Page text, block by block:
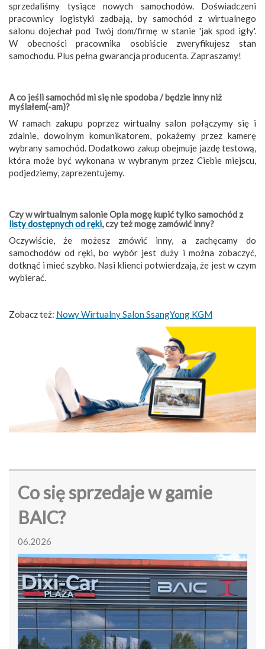
sprzedaliśmy tysiące nowych samochodów. Doświadczeni
pracownicy logistyki zadbają, by samochód z wirtualnego
salonu dojechał pod Twój dom/firmę w stanie 'jak spod igły'.
W obecności pracownika osobiście zweryfikujesz stan
samochodu. Plus pełna gwarancja producenta. Zapraszamy!
A co jeśli samochód mi się nie spodoba / będzie inny niż
myślałem(-am)?
W ramach zakupu poprzez wirtualny salon połączymy się i
zdalnie, dowolnym komunikatorem, pokażemy przez kamerę
wybrany samochód. Dodatkowo zakup obejmuje jazdę testową,
która może być wykonana w wybranym przez Ciebie miejscu,
podjedziemy, zaprezentujemy.
Czy w wirtualnym salonie Opla mogę kupić tylko samochód z
listy dostępnych od ręki, czy też mogę zamówić inny?
Oczywiście, że możesz zmówić inny, a zachęcamy do
samochodów od ręki, bo wybór jest duży i można zobaczyć,
dotknąć i mieć szybko. Nasi klienci potwierdzają, że jest w czym
wybierać.
Zobacz też: Nowy Wirtualny Salon SsangYong KGM
Co się sprzedaje w gamie
BAIC?
06.2026